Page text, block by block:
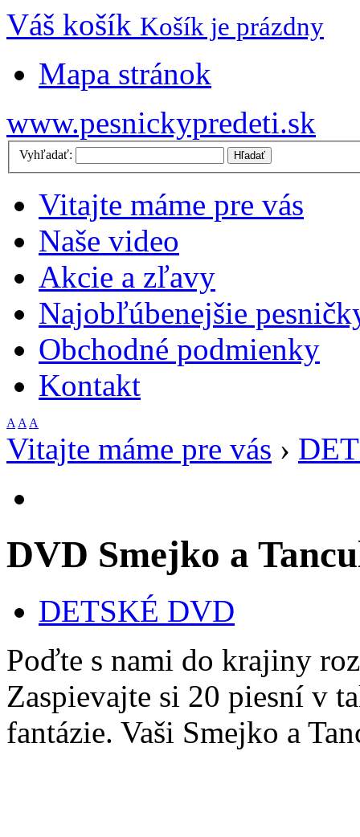
Váš košík Košík je prázdny
Mapa stránok
www.pesnickypredeti.sk
Vyhľadať: Hľadať
Vitajte máme pre vás
Naše video
Akcie a zľavy
Najobľúbenejšie
Obchodné podmienky
Kontakt
A A A
Vitajte máme pre vás ›
DVD Smejko a
DETSKÉ DVD
Poďte s nami do krajiny
Zaspievajte si 20 piesní v
fantázie. Vaši Smejko a